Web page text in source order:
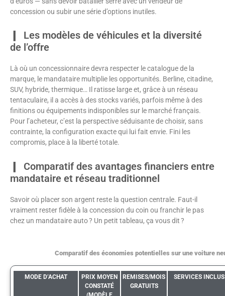
concession ou subir une série d’options inutiles.
Les modèles de véhicules et la diversité
de l’offre
Là où un concessionnaire devra respecter le catalogue de la
marque, le mandataire multiplie les opportunités. Berline, citadine,
SUV, hybride, thermique… Il ratisse large et, grâce à un réseau
tentaculaire, il a accès à des stocks variés, parfois même à des
finitions ou équipements indisponibles sur le marché français.
Pour l’acheteur, c’est la perspective séduisante de choisir, sans
contrainte, la configuration exacte qui lui fait envie. Fini les
compromis, place à la liberté totale.
Comparatif des avantages financiers entre
mandataire et réseau traditionnel
Savoir où placer son argent reste la question centrale. Faut-il
vraiment rester fidèle à la concession du coin ou franchir le pas
chez un mandataire auto ? Un petit tableau, ça vous dit ?
Comparatif des économies potentielles sur une voiture
MODE D’ACHAT
PRIX MOYEN
CONSTATÉ
REMISES/MOIS
GRATUITS
SERVICES INCLUS